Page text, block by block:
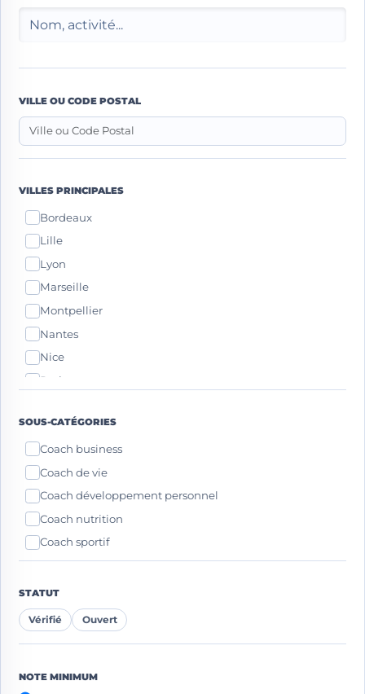
VILLE OU CODE POSTAL
VILLES PRINCIPALES
Bordeaux
Lille
Lyon
Marseille
Montpellier
Nantes
Nice
Paris
Toulouse
SOUS-CATÉGORIES
Coach business
Coach de vie
Coach développement personnel
Coach nutrition
Coach sportif
STATUT
Vérifié Ouvert
NOTE MINIMUM